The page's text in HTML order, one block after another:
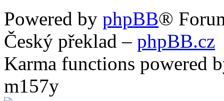
Powered by phpBB®
Český překlad – phpBB.cz
Karma functions powered
m157y